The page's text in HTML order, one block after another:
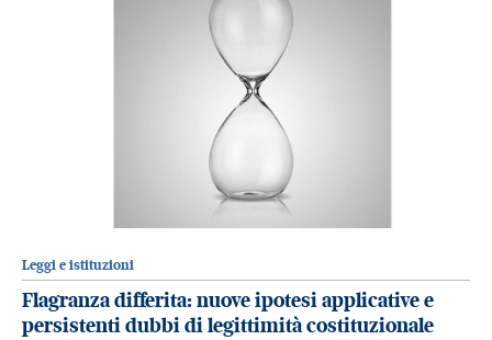
Leggi e istituzioni
Flagranza differita: nuove ipotesi applicative e
persistenti dubbi di legittimità costituzionale